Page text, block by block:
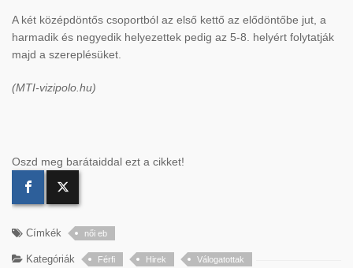
A két középdöntős csoportból az első kettő az elődöntőbe jut, a
harmadik és negyedik helyezettek pedig az 5-8. helyért folytatják
majd a szereplésüket.
(MTI-vizipolo.hu)
Oszd meg barátaiddal ezt a cikket!
Címkék női eb
Kategóriák Férfi Hirek Válogatottak